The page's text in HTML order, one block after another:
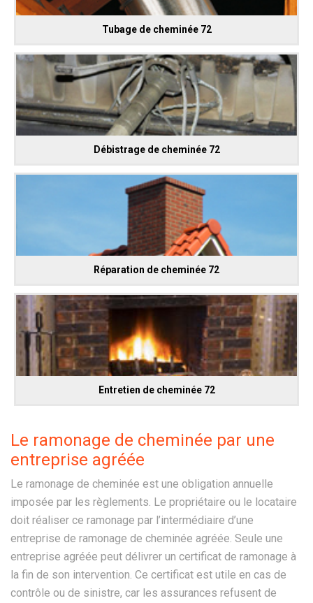
Tubage de cheminée 72
Débistrage de cheminée 72
Réparation de cheminée 72
Entretien de cheminée 72
Le ramonage de cheminée par une
entreprise agréée
Le ramonage de cheminée est une obligation annuelle
imposée par les règlements. Le propriétaire ou le locataire
doit réaliser ce ramonage par l’intermédiaire d’une
entreprise de ramonage de cheminée agréée. Seule une
entreprise agréée peut délivrer un certificat de ramonage à
la fin de son intervention. Ce certificat est utile en cas de
contrôle ou de sinistre, car les assurances refusent de